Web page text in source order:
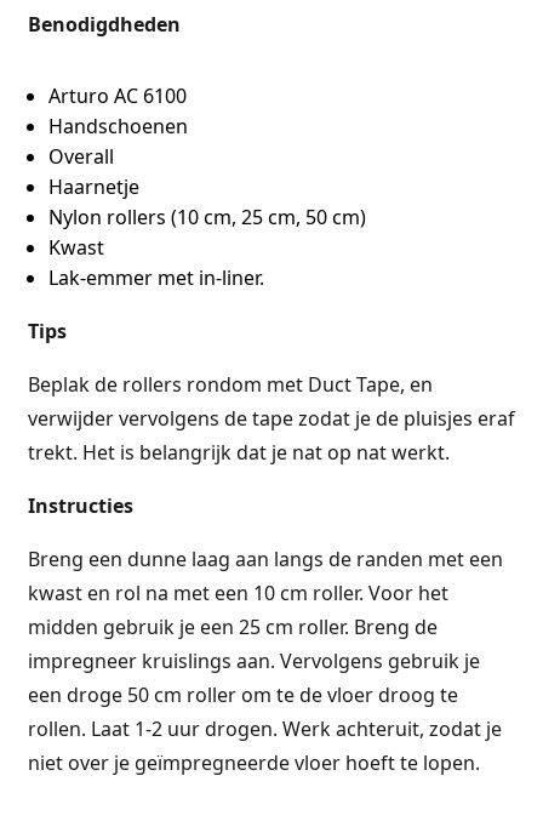
Benodigdheden
Arturo AC 6100
Handschoenen
Overall
Haarnetje
Nylon rollers (10 cm, 25 cm, 50 cm)
Kwast
Lak-emmer met in-liner.
Tips
Beplak de rollers rondom met Duct Tape, en
verwijder vervolgens de tape zodat je de pluisjes eraf
trekt. Het is belangrijk dat je nat op nat werkt.
Instructies
Breng een dunne laag aan langs de randen met een
kwast en rol na met een 10 cm roller. Voor het
midden gebruik je een 25 cm roller. Breng de
impregneer kruislings aan. Vervolgens gebruik je
een droge 50 cm roller om te de vloer droog te
rollen. Laat 1-2 uur drogen. Werk achteruit, zodat je
niet over je geïmpregneerde vloer hoeft te lopen.